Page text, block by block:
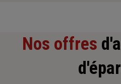
Nos offres